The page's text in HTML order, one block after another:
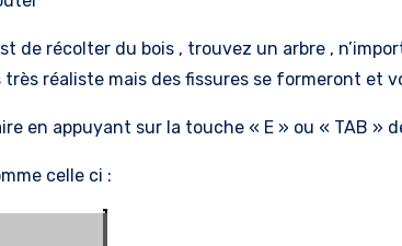
de récolter du bois , trouvez un arbre ,
très réaliste mais des fissures se formeront et
en appuyant sur la touche « E » ou « TAB »
celle ci :